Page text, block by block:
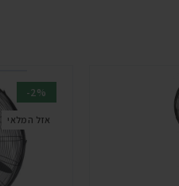
-2%
אזל המלאי